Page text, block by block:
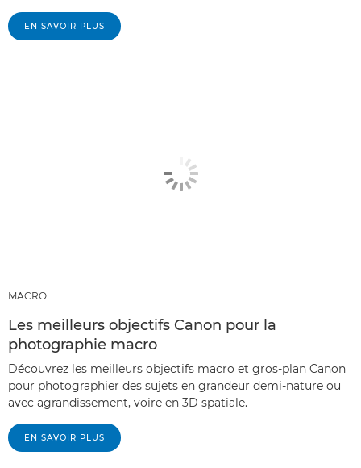
EN SAVOIR PLUS
MACRO
Les meilleurs objectifs Canon pour la
photographie macro
Découvrez les meilleurs objectifs macro et gros-plan Canon
pour photographier des sujets en grandeur demi-nature ou
avec agrandissement, voire en 3D spatiale.
EN SAVOIR PLUS